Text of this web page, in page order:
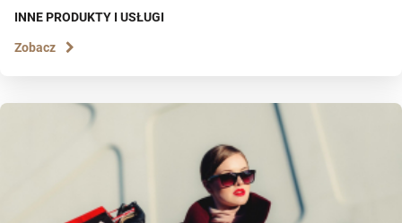
INNE PRODUKTY I USŁUGI
Zobacz